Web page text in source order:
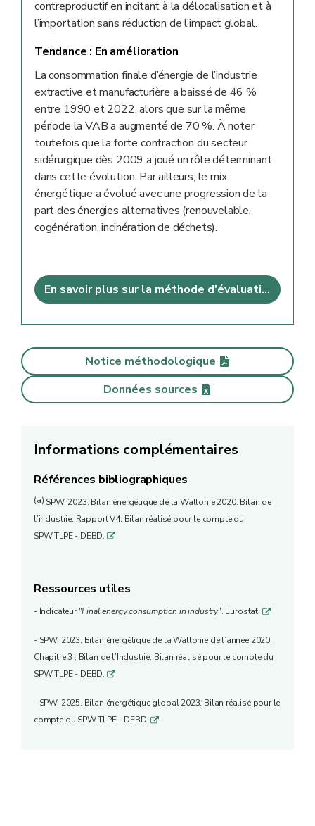
contreproductif en incitant à la délocalisation et à
l’importation sans réduction de l’impact global.
Tendance : En amélioration
La consommation finale d’énergie de l’industrie
extractive et manufacturière a baissé de 46 %
entre 1990 et 2022, alors que sur la même
période la VAB a augmenté de 70 %. À noter
toutefois que la forte contraction du secteur
sidérurgique dès 2009 a joué un rôle déterminant
dans cette évolution. Par ailleurs, le mix
énergétique a évolué avec une progression de la
part des énergies alternatives (renouvelable,
cogénération, incinération de déchets).
En savoir plus sur la méthode d'évaluation
Notice méthodologique
Données sources
Informations complémentaires
Références bibliographiques
(a) SPW, 2023. Bilan énergétique de la Wallonie 2020. Bilan de
l’industrie. Rapport V4. Bilan réalisé pour le compte du
SPW TLPE - DEBD. q
Ressources utiles
- Indicateur "Final energy consumption in industry". Eurostat. q
- SPW, 2023. Bilan énergétique de la Wallonie de l’année 2020.
Chapitre 3 : Bilan de l’Industrie. Bilan réalisé pour le compte du
SPW TLPE - DEBD. q
- SPW, 2025. Bilan énergétique global 2023. Bilan réalisé pour le
compte du SPW TLPE - DEBD. q